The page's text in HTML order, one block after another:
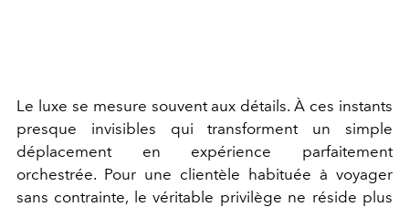
Le luxe se mesure souvent aux détails. À ces instants
presque invisibles qui transforment un simple
déplacement en expérience parfaitement
orchestrée. Pour une clientèle habituée à voyager
sans contrainte, le véritable privilège ne réside plus